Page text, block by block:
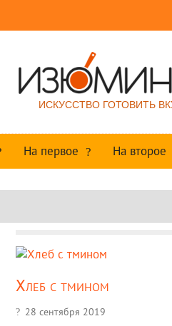
ИСКУССТВО ГОТОВИТЬ
На первое На второе
Хлеб с тмином
28 сентября 2019